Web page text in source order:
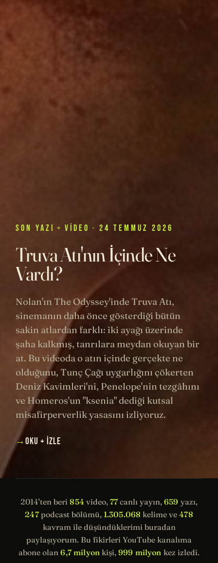
SON YAZI + VIDEO · 24 TEMMUZ 2026
Truva Atı'nın İçinde Ne
Vardı?
Nolan'ın The Odyssey'inde Truva Atı,
sinemanın daha önce gösterdiği bütün
sakin atlardan farklı: iki ayağı üzerinde
şaha kalkmış, tanrılara meydan okuyan bir
at. Bu videoda o atın içinde gerçekte ne
olduğunu, Tunç Çağı uygarlığını çökerten
Deniz Kavimleri'ni, Penelope'nin tezgâhını
ve Homeros'un "ksenia" dediği kutsal
misafirperverlik yasasını izliyoruz.
→ OKU + İZLE
2014'ten beri854 video, 77canlı yayın,659 yazı,
247podcast bölümü, 1.305.068 kelime ve478
kavram ile düşündüklerimi buradan
paylaşıyorum. Bu fikirleri YouTube kanalıma
abone olan6,7 milyon kişi, 999 milyon kez izledi.